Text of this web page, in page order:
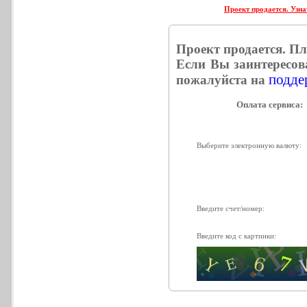
Проект продается.
Проект продается.
Если Вы
пожалуйста на
Выберите электронную валюту:
Введите счет/номер:
Введите код с картинки: